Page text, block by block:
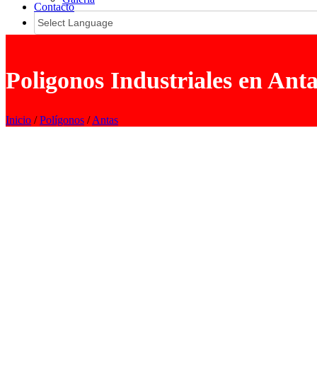
Contacto
Poligonos Industriales en
Inicio /Polígonos /Antas